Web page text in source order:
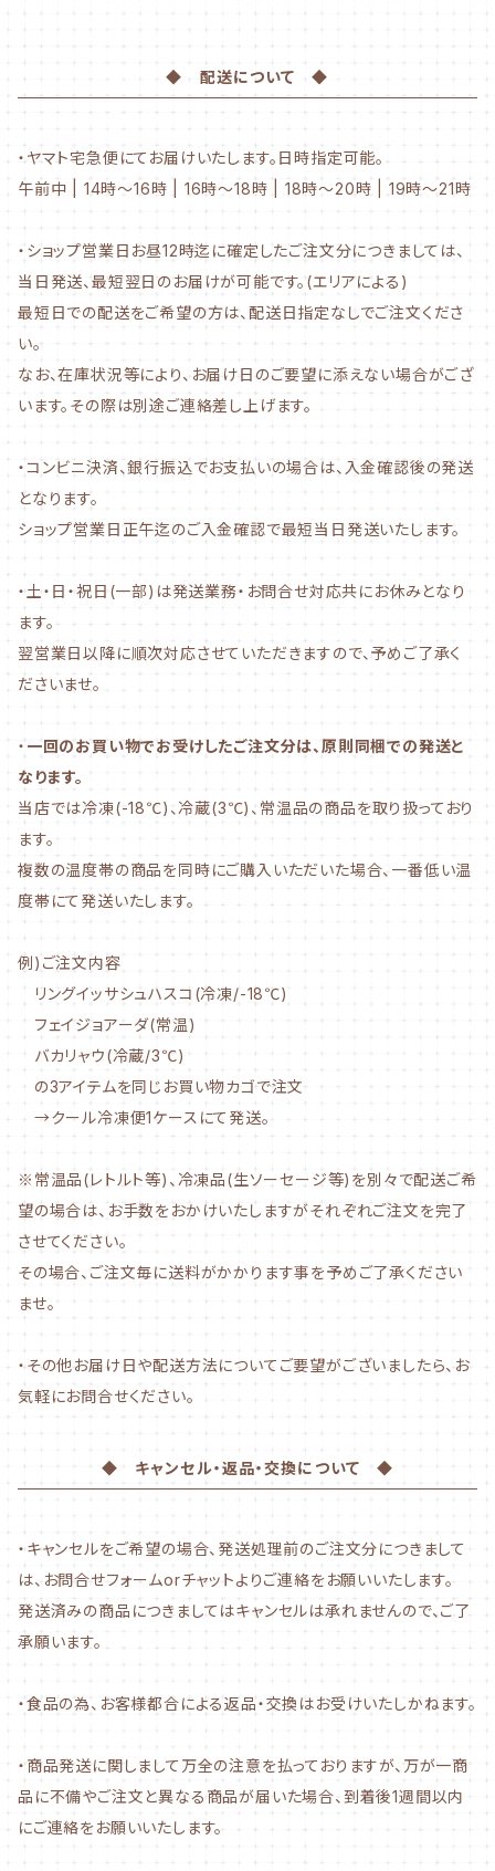
◆ 配送について ◆
・ヤマト宅急便にてお届けいたします。日時指定可能。
午前中 | 14時～16時 | 16時～18時 | 18時～20時 | 19時～21時
・ショップ営業日お昼12時迄に確定したご注文分につきましては、
当日発送、最短翌日のお届けが可能です。(エリアによる)
最短日での配送をご希望の方は、配送日指定なしでご注文くださ
い。
なお、在庫状況等により、お届け日のご要望に添えない場合がござ
います。その際は別途ご連絡差し上げます。
・コンビニ決済、銀行振込でお支払いの場合は、入金確認後の発送
となります。
ショップ営業日正午迄のご入金確認で最短当日発送いたします。
・土・日・祝日(一部)は発送業務・お問合せ対応共にお休みとなり
ます。
翌営業日以降に順次対応させていただきますので、予めご了承く
ださいませ。
・ 一回のお買い物でお受けしたご注文分は、原則同梱での発送と
なります。
当店では冷凍(-18℃)、冷蔵(3℃)、常温品の商品を取り扱っており
ます。
複数の温度帯の商品を同時にご購入いただいた場合、一番低い温
度帯にて発送いたします。
例)ご注文内容
リングイッサシュハスコ(冷凍/-18℃)
フェイジョアーダ(常温)
バカリャウ(冷蔵/3℃)
の3アイテムを同じお買い物カゴで注文
→クール冷凍便1ケースにて発送。
※常温品(レトルト等)、冷凍品(生ソーセージ等)を別々で配送ご希
望の場合は、お手数をおかけいたしますがそれぞれご注文を完了
させてください。
その場合、ご注文毎に送料がかかります事を予めご了承ください
ませ。
・その他お届け日や配送方法についてご要望がございましたら、お
気軽にお問合せください。
◆ キャンセル・返品・交換について ◆
・キャンセルをご希望の場合、発送処理前のご注文分につきまして
は、お問合せフォームorチャットよりご連絡をお願いいたします。
発送済みの商品につきましてはキャンセルは承れませんので、ご了
承願います。
・食品の為、お客様都合による返品・交換はお受けいたしかねます。
・商品発送に関しまして万全の注意を払っておりますが、万が一商
品に不備やご注文と異なる商品が届いた場合、到着後1週間以内
にご連絡をお願いいたします。